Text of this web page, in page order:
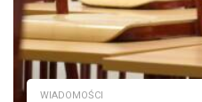
WIADOMOŚCI